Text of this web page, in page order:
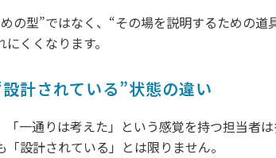
の型”ではなく、“その場を説明するための道
くくなります。
計されている”状態の違い
一通りは考えた」という感覚を持つ担当者は
設計されている」とは限りません。